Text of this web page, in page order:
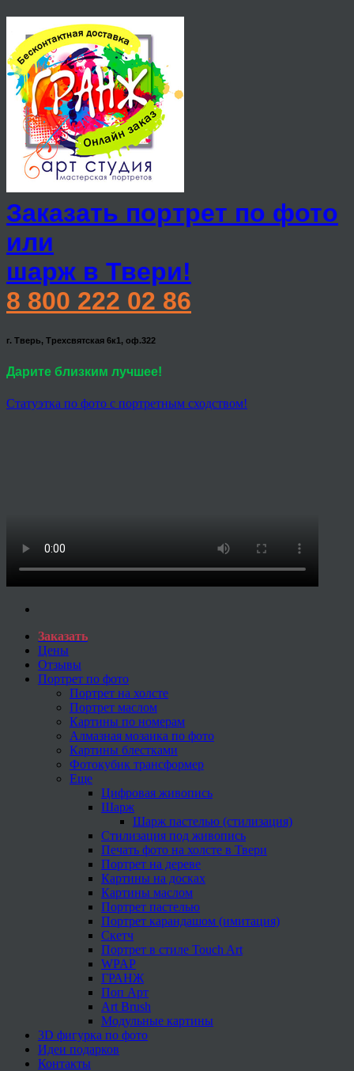
Заказать портрет по фото
или
шарж в Твери!
8 800 222 02 86
г. Тверь, Трехсвятская 6к1, оф.322
Дарите близким лучшее!
Статуэтка по фото с портретным сходством!
Заказать
Цены
Отзывы
Портрет по фото
Портрет на холсте
Портрет маслом
Картины по номерам
Алмазная мозаика по фото
Картины блестками
Фотокубик трансформер
Еще
Цифровая живопись
Шарж
Шарж пастелью (стилизация)
Стилизация под живопись
Печать фото на холсте в Твери
Портрет на дереве
Картины на досках
Картины маслом
Портрет пастелью
Портрет карандашом (имитация)
Скетч
Портрет в стиле Touch Art
WPAP
ГРАНЖ
Поп Арт
Art Brush
Модульные картины
3D фигурка по фото
Идеи подарков
Контакты